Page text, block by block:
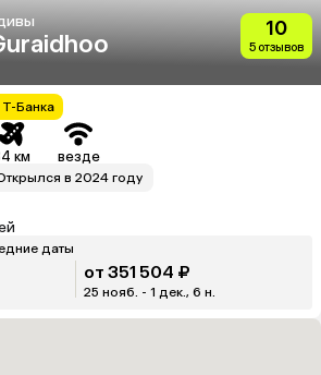
10
5 отзывов
Т-Банка
км везде
в 2024 году
даты
от 351 504 ₽
25 нояб. - 1 дек., 6 н.